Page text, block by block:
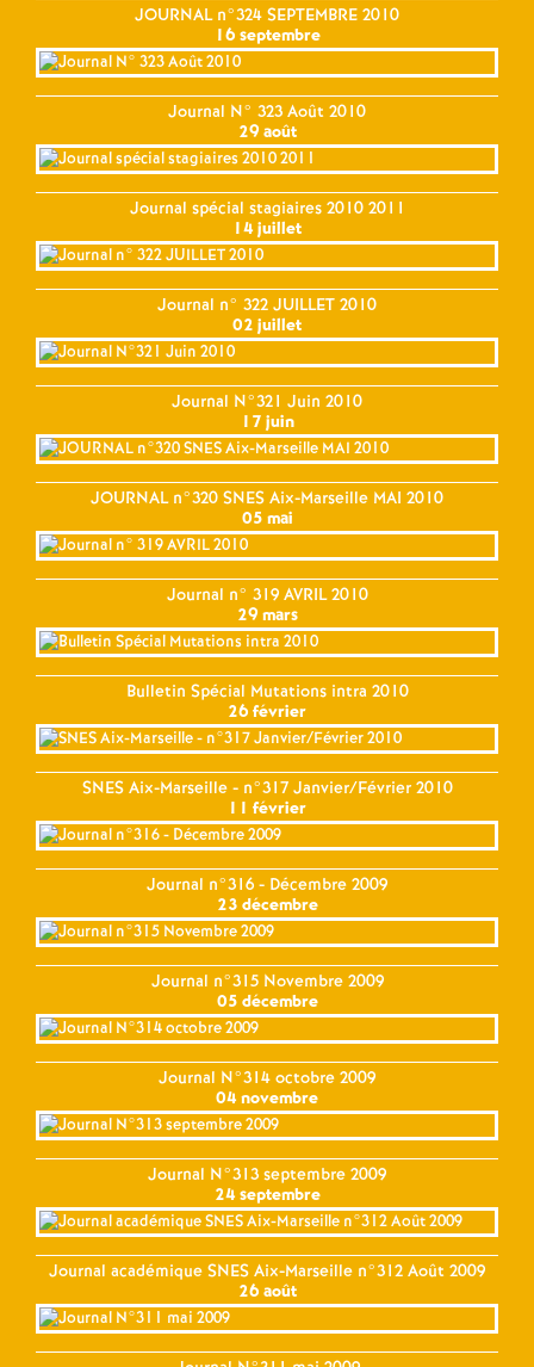
JOURNAL n°324 SEPTEMBRE 2010
16 septembre
Journal N° 323 Août 2010
29 août
Journal spécial stagiaires 2010 2011
14 juillet
Journal n° 322 JUILLET 2010
02 juillet
Journal N°321 Juin 2010
17 juin
JOURNAL n°320 SNES Aix-Marseille MAI 2010
05 mai
Journal n° 319 AVRIL 2010
29 mars
Bulletin Spécial Mutations intra 2010
26 février
SNES Aix-Marseille - n°317 Janvier/Février 2010
11 février
Journal n°316 - Décembre 2009
23 décembre
Journal n°315 Novembre 2009
05 décembre
Journal N°314 octobre 2009
04 novembre
Journal N°313 septembre 2009
24 septembre
Journal académique SNES Aix-Marseille n°312 Août 2009
26 août